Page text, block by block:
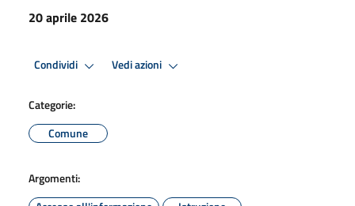
20 aprile 2026
Condividi Vedi azioni
Categorie:
Comune
Argomenti: